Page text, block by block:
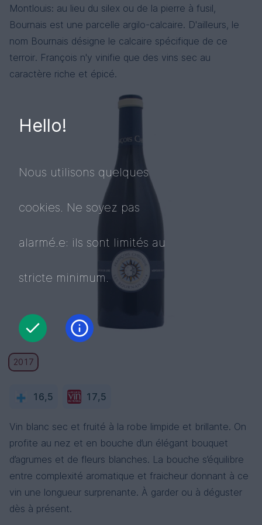
Montlouis: au lieu du silex ou de la pierre à fusil,
Bournais est une parcelle argilo-calcaire. D'ailleurs, le
nom Bournais désigne le calcaire spécifique de ce
terroir. François n'y vinifie que des vins sec au
caractère riche et épicé.
2017
16,5 17,5
Vin blanc sec et fruité à la robe limpide et brillante. On
profite au nez et en bouche d’un élégant bouquet
d’agrumes et de fleurs blanches. La bouche s’équilibre
entre complexité aromatique et fraicheur donnant à ce
vin une longueur surprenante. À garder ou à déguster
dès à présent.
Hello!
Nous utilisons quelques
cookies. Ne soyez pas
alarmé.e: ils sont limités au
stricte minimum.